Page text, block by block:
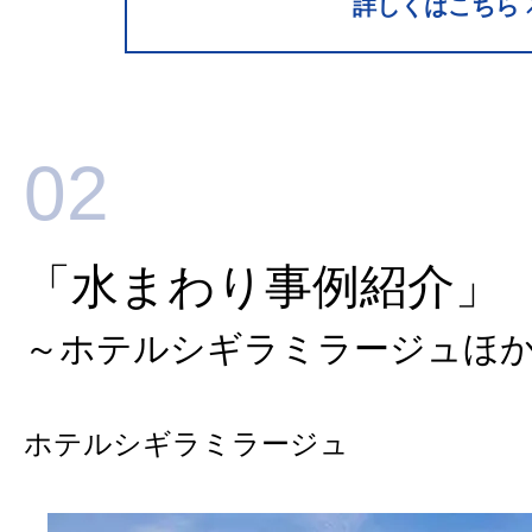
詳しくはこちら
02
「水まわり事例紹介」
～ホテルシギラミラージュほ
ホテルシギラミラージュ